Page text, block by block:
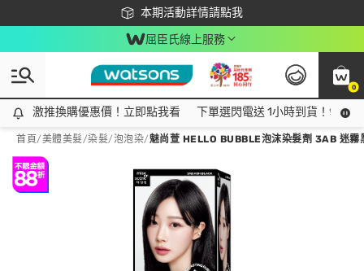
本期活動詳情請點我
下載app最高回饋$350
屈臣氏線上服務
0
激推換購優惠價！立即點我看
激推換購優惠價！立即點我看 下單選閃電送 1小時到貨！領神
首頁/美體美髮/染髮/泡泡染/魅尚萱 HELLO BUBBLE泡沫染髮劑 3AB 迷霧